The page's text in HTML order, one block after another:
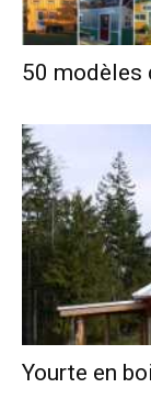
50 modèles
Yourte en